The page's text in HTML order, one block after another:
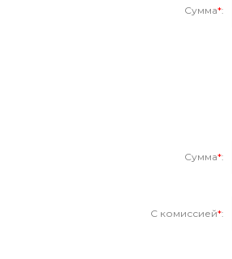
Сумма*:
Сумма*:
С комиссией*: